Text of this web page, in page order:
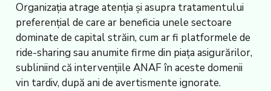
Organizaţia atrage atenţia şi asupra tratamentului
preferenţial de care ar beneficia unele sectoare
dominate de capital străin, cum ar fi platformele de
ride-sharing sau anumite firme din piaţa asigurărilor,
subliniind că intervenţiile ANAF în aceste domenii
vin tardiv, după ani de avertismente ignorate.